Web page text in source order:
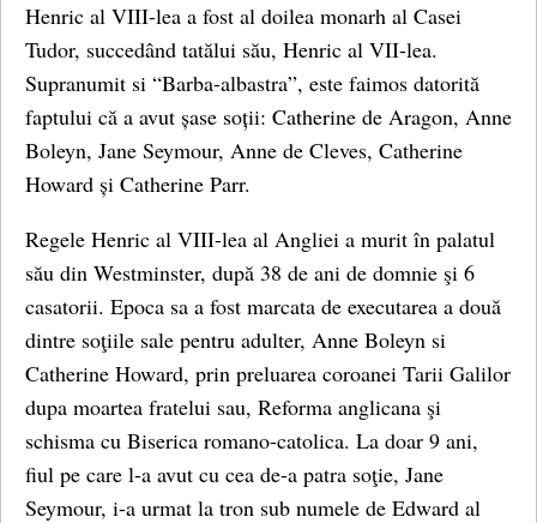
Henric al VIII-lea a fost al doilea monarh al Casei
Tudor, succedând tatălui său, Henric al VII-lea.
Supranumit si “Barba-albastra”, este faimos datorită
faptului că a avut șase soții: Catherine de Aragon, Anne
Boleyn, Jane Seymour, Anne de Cleves, Catherine
Howard și Catherine Parr.
Regele Henric al VIII-lea al Angliei a murit în palatul
său din Westminster, după 38 de ani de domnie şi 6
casatorii. Epoca sa a fost marcata de executarea a două
dintre soţiile sale pentru adulter, Anne Boleyn si
Catherine Howard, prin preluarea coroanei Tarii Galilor
dupa moartea fratelui sau, Reforma anglicana şi
schisma cu Biserica romano-catolica. La doar 9 ani,
fiul pe care l-a avut cu cea de-a patra soţie, Jane
Seymour, i-a urmat la tron sub numele de Edward al